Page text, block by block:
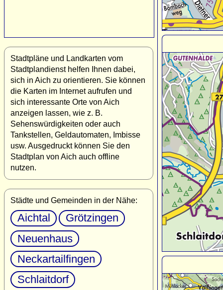
Stadtpläne und Landkarten vom
Stadtplandienst helfen Ihnen dabei,
sich in Aich zu orientieren. Sie können
die Karten im Internet aufrufen und
sich interessante Orte von Aich
anzeigen lassen, wie z. B.
Sehenswürdigkeiten oder auch
Tankstellen, Geldautomaten, Imbisse
usw. Ausgedruckt können Sie den
Stadtplan von Aich auch offline
nutzen.
Städte und Gemeinden in der Nähe:
Aichtal
Grötzingen
Neuenhaus
Neckartailfingen
Schlaitdorf